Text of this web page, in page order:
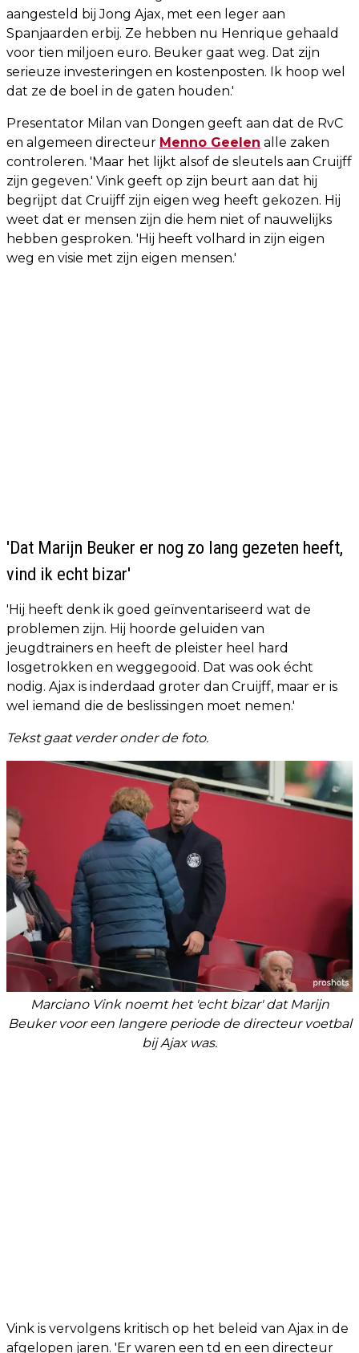
aangesteld bij Jong Ajax, met een leger aan
Spanjaarden erbij. Ze hebben nu Henrique gehaald
voor tien miljoen euro. Beuker gaat weg. Dat zijn
serieuze investeringen en kostenposten. Ik hoop wel
dat ze de boel in de gaten houden.'
Presentator Milan van Dongen geeft aan dat de RvC
en algemeen directeur Menno Geelen alle zaken
controleren. 'Maar het lijkt alsof de sleutels aan Cruijff
zijn gegeven.' Vink geeft op zijn beurt aan dat hij
begrijpt dat Cruijff zijn eigen weg heeft gekozen. Hij
weet dat er mensen zijn die hem niet of nauwelijks
hebben gesproken. 'Hij heeft volhard in zijn eigen
weg en visie met zijn eigen mensen.'
'Dat Marijn Beuker er nog zo lang gezeten heeft,
vind ik echt bizar'
'Hij heeft denk ik goed geïnventariseerd wat de
problemen zijn. Hij hoorde geluiden van
jeugdtrainers en heeft de pleister heel hard
losgetrokken en weggegooid. Dat was ook écht
nodig. Ajax is inderdaad groter dan Cruijff, maar er is
wel iemand die de beslissingen moet nemen.'
Tekst gaat verder onder de foto.
Marciano Vink noemt het 'echt bizar' dat Marijn
Beuker voor een langere periode de directeur voetbal
bij Ajax was.
Vink is vervolgens kritisch op het beleid van Ajax in de
afgelopen jaren. 'Er waren een td en een directeur